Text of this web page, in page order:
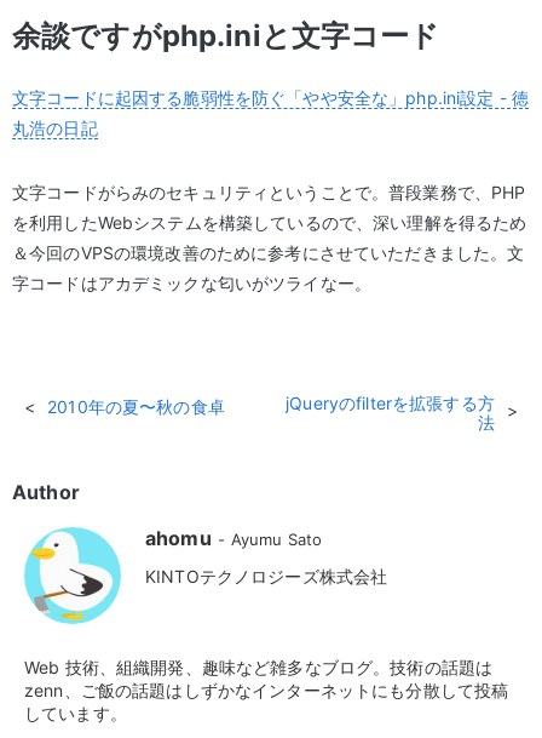
余談ですがphp.iniと文字コード
文字コードに起因する脆弱性を防ぐ「やや安全な」php.ini設定 - 徳
丸浩の日記
文字コードがらみのセキュリティということで。普段業務で、PHP
を利用したWebシステムを構築しているので、深い理解を得るため
＆今回のVPSの環境改善のために参考にさせていただきました。文
字コードはアカデミックな匂いがツライなー。
2010年の夏〜秋の食卓
jQueryのfilterを拡張する方
法
Author
ahomu
Ayumu Sato
KINTOテクノロジーズ株式会社
Web 技術、組織開発、趣味など雑多なブログ。技術の話題は
zenn、ご飯の話題はしずかなインターネットにも分散して投稿
しています。